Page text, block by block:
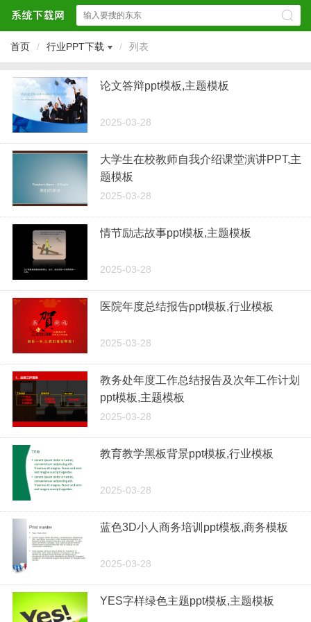
首页 / 行业PPT下载 / 列表
论文答辩ppt模板,主题模板
2025-03-28
大学生在校教师自我介绍课堂演讲PPT,主
题模板
2025-03-28
情节励志故事ppt模板,主题模板
2025-03-28
医院年度总结报告ppt模板,行业模板
2025-03-28
教务处年度工作总结报告及次年工作计划
ppt模板,主题模板
2025-03-28
教育教学黑板背景ppt模板,行业模板
2025-03-28
蓝色3D小人商务培训ppt模板,商务模板
2025-03-28
YES字样绿色主题ppt模板,主题模板